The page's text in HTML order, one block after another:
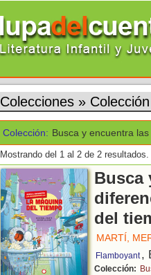
Colecciones »
Colección: Busca y encuentra
Mostrando del 1 al 2 de 2 resultados.
Busca
del
MARTÍ,
Flamboyant ,
Colección: